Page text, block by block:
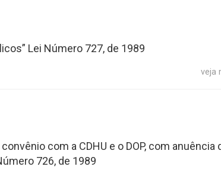
Lei Número 727, de 1989
veja
com a CDHU e o DOP, com anuência
726, de 1989